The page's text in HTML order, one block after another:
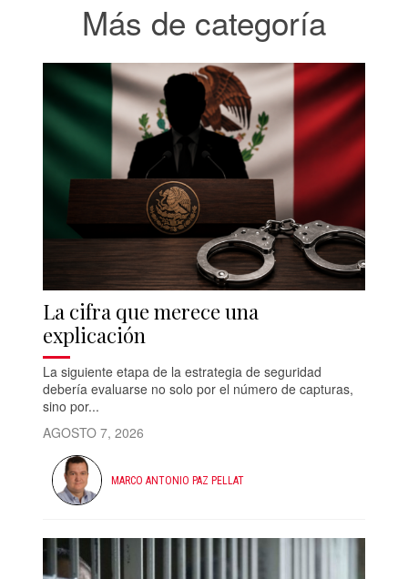
Más de categoría
La cifra que merece una
explicación
La siguiente etapa de la estrategia de seguridad
debería evaluarse no solo por el número de capturas,
sino por...
AGOSTO 7, 2026
MARCO ANTONIO PAZ PELLAT